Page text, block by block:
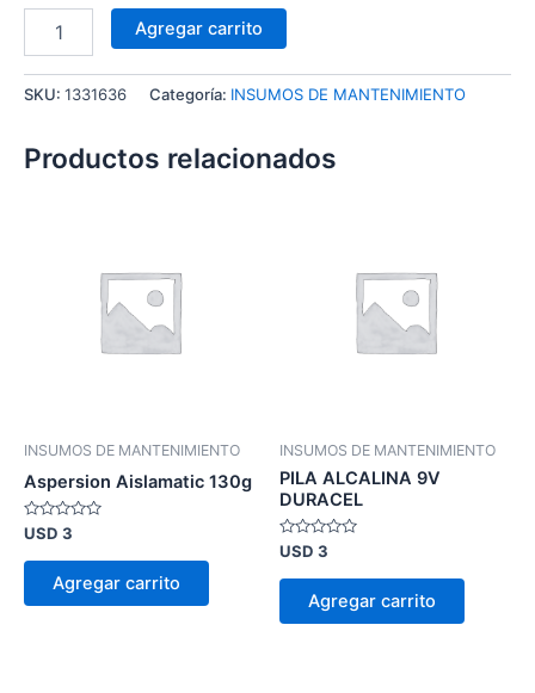
Agregar carrito
SKU: 1331636 Categoría: INSUMOS DE MANTENIMIENTO
Productos relacionados
INSUMOS DE MANTENIMIENTO
Aspersion Aislamatic 130g
Valorado
0
USD 3
Agregar carrito
INSUMOS DE MANTENIMIENTO
PILA ALCALINA 9V
DURACEL
Valorado
0
USD 3
Agregar carrito